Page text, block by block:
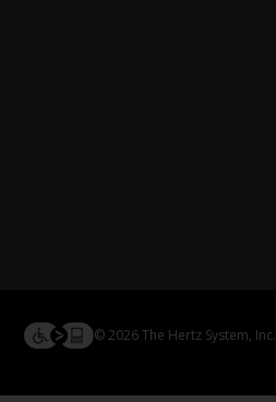
© 2026 The Hertz System, Inc.